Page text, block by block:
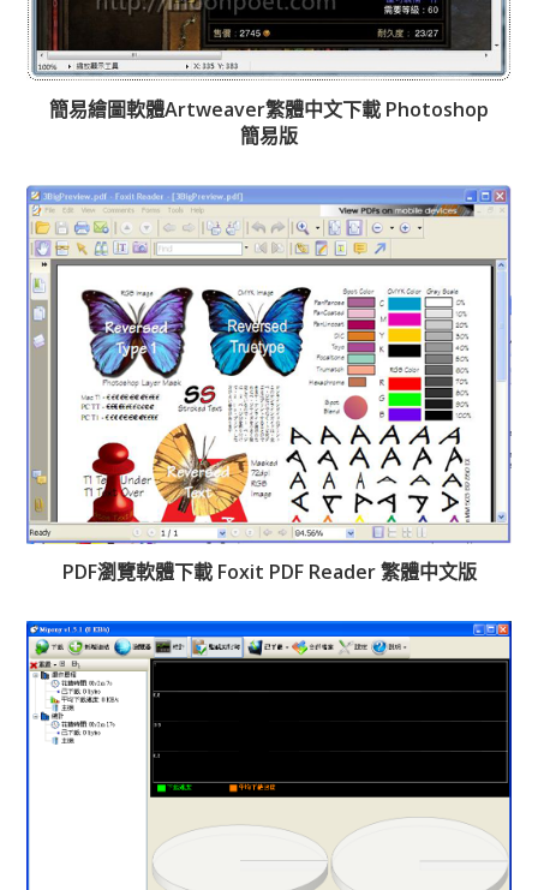
簡易繪圖軟體Artweaver繁體中文下載 Photoshop
簡易版
PDF瀏覽軟體下載 Foxit PDF Reader 繁體中文版